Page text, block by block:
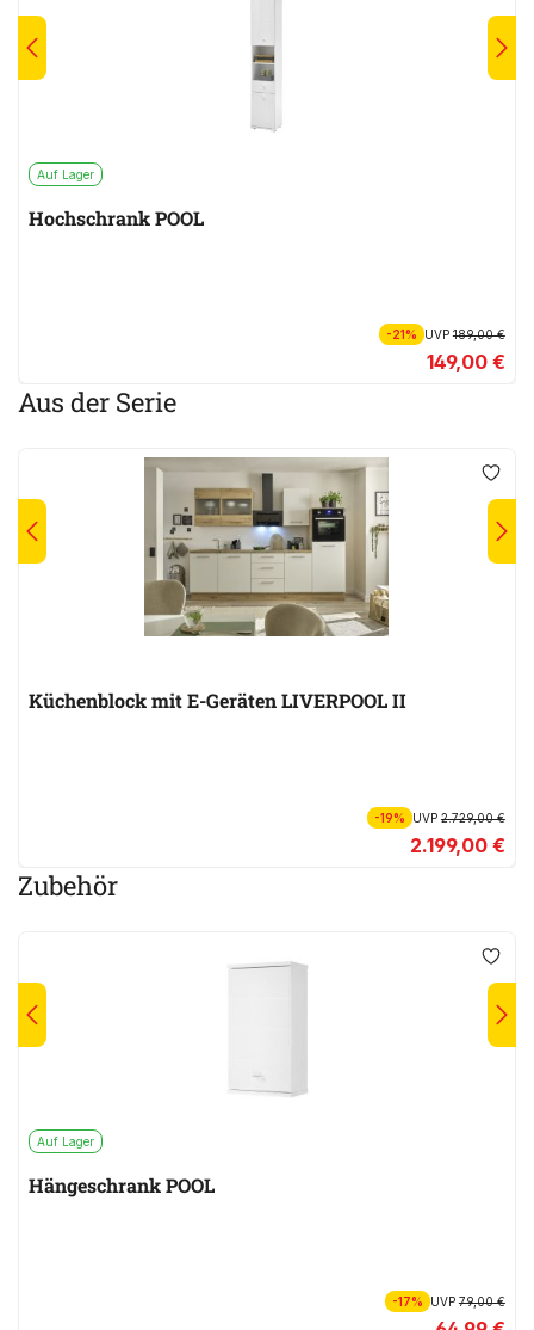
Auf Lager
Hochschrank POOL
-21% UVP189,00 €
149,00 €
Aus der Serie
Küchenblock mit E-Geräten LIVERPOOL II
-19% UVP2.729,00 €
2.199,00 €
Zubehör
Auf Lager
Hängeschrank POOL
-17% UVP79,00 €